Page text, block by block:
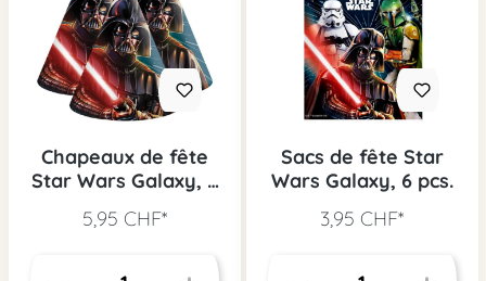
Chapeaux de fête
Star Wars Galaxy, 6
5,95 CHF*
Sacs de fête Star
Wars Galaxy, 6 pcs.
3,95 CHF*